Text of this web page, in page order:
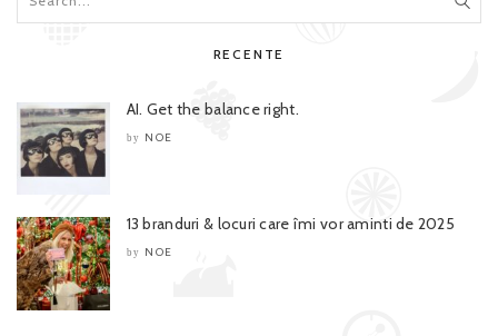
RECENTE
AI. Get the balance right.
by NOE
13 branduri & locuri care îmi vor aminti de 2025
by NOE